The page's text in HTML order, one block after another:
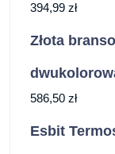
394,99 zł
Złota
586,50 zł
Esbit